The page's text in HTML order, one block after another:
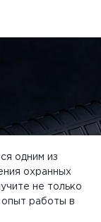
одним из
охранных
не только
опыт работы в